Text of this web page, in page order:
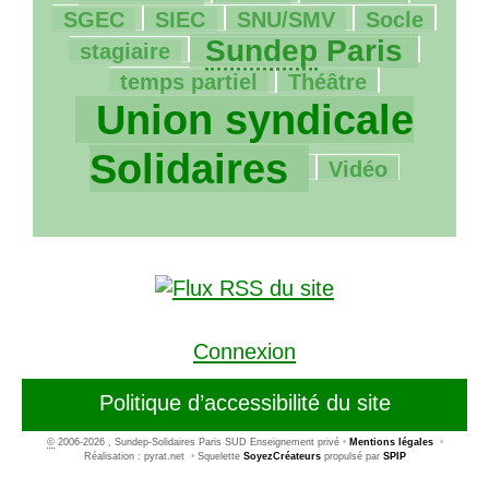
SGEC
48/2015 SIEC
153/2015 SNU/SMV
12/2015 Socle
53/2015
stagiaire
1132/2015 Sundep Paris
19/2015
temps partiel
21/2015 Théâtre
2015/2015
Union syndicale
Solidaires
69/2015
Vidéo
Connexion
Politique d’accessibilité du site
©2006-2026 , Sundep-Solidaires Paris SUD Enseignement privé • Mentions légales
•
Réalisation : pyrat.net •Squelette SoyezCréateurspropulsé par SPIP